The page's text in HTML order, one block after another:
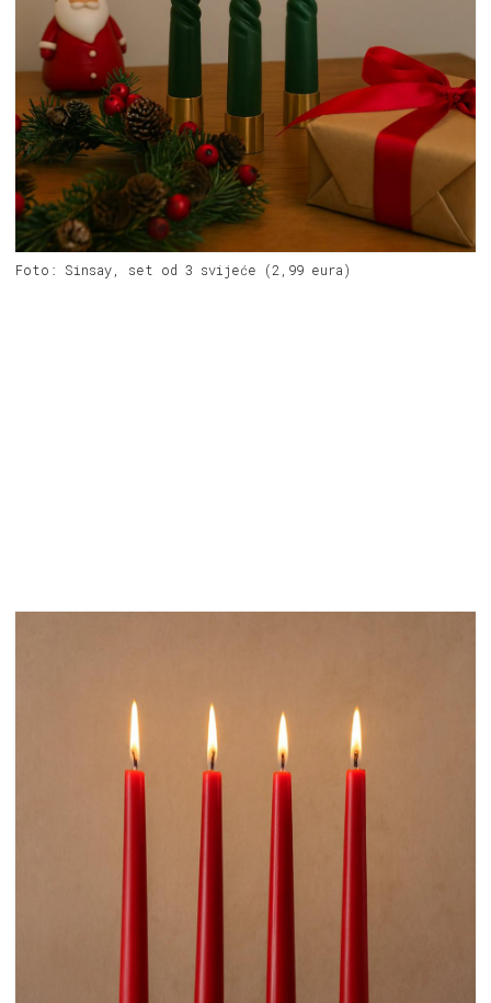
Foto: Sinsay, set od 3 svijeće (2,99 eura)